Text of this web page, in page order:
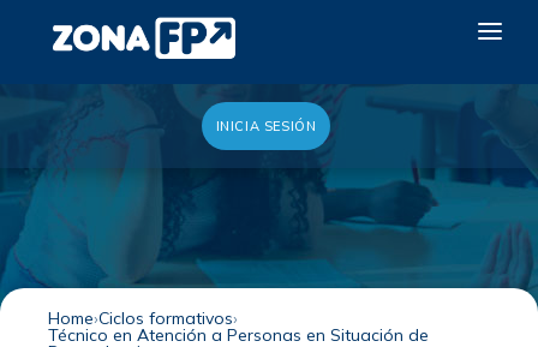
NOTICIAS
INICIA SESIÓN
Home Ciclos formativos
Técnico en Atención a Personas en Situación de